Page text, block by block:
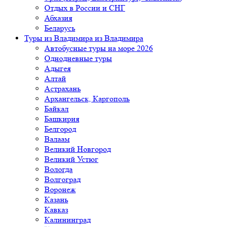
Отдых в России и СНГ
Абхазия
Беларусь
Туры из Владимира из Владимира
Автобусные туры на море 2026
Однодневные туры
Адыгея
Алтай
Астрахань
Архангельск, Каргополь
Байкал
Башкирия
Белгород
Валаам
Великий Новгород
Великий Устюг
Вологда
Волгоград
Воронеж
Казань
Кавказ
Калининград